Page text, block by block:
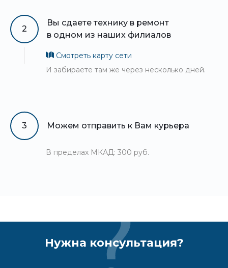
2
Вы сдаете технику в ремонт
в одном из наших филиалов
Смотреть карту сети
И забираете там же через несколько дней.
3 Можем отправить к Вам курьера
В пределах МКАД: 300 руб.
Нужна консультация?